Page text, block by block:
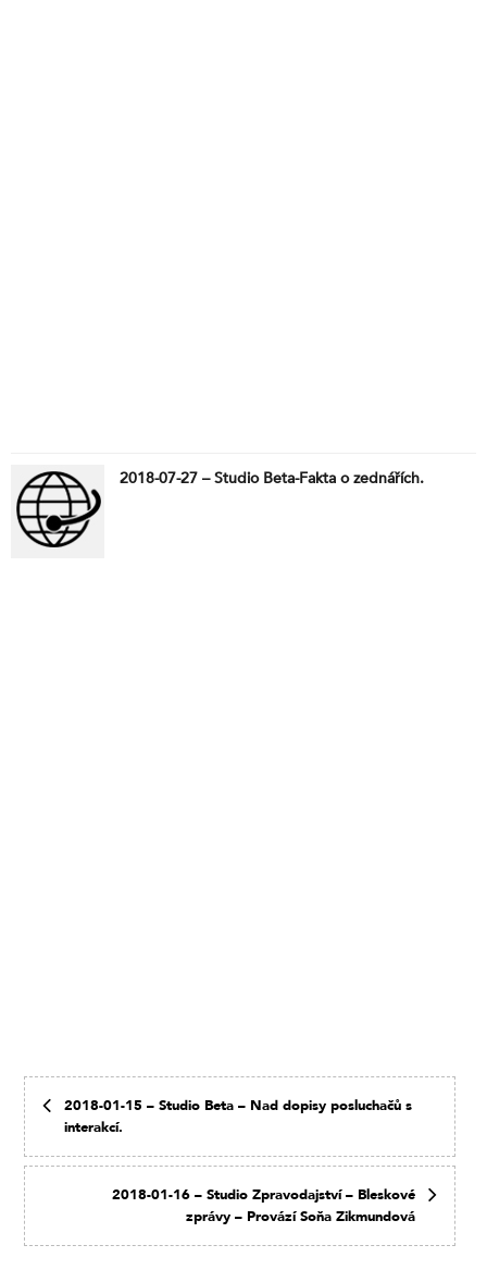
2018-07-27 – Studio Beta-Fakta o zednářích.
2018-01-15 – Studio Beta – Nad dopisy posluchačů s
interakcí.
2018-01-16 – Studio Zpravodajství – Bleskové
zprávy – Provází Soňa Zikmundová